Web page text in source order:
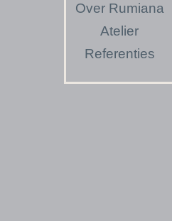
Over Rumiana
Atelier
Referenties